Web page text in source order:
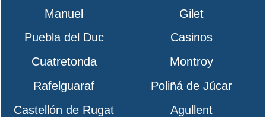
Manuel
Gilet
Puebla del Duc
Casinos
Cuatretonda
Montroy
Rafelguaraf
Poliñá de Júcar
Castellón de Rugat
Agullent